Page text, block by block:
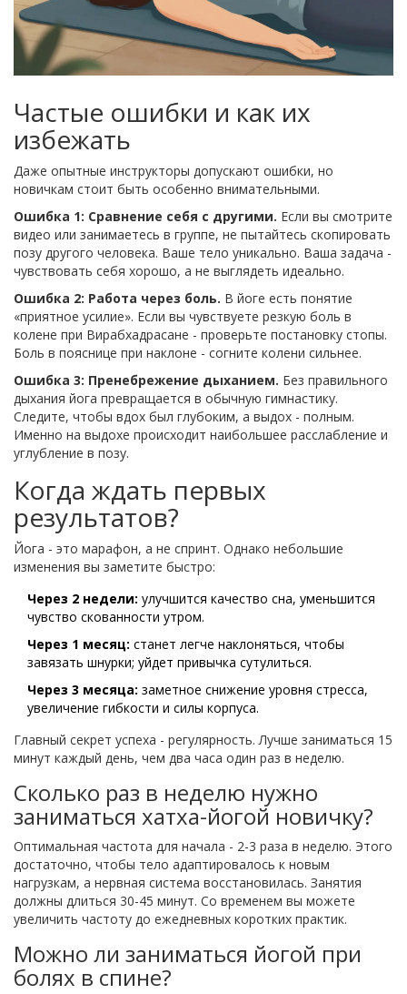
Частые ошибки и как их
избежать
Даже опытные инструкторы допускают ошибки, но
новичкам стоит быть особенно внимательными.
Ошибка 1: Сравнение себя с другими. Если вы смотрите
видео или занимаетесь в группе, не пытайтесь скопировать
позу другого человека. Ваше тело уникально. Ваша задача -
чувствовать себя хорошо, а не выглядеть идеально.
Ошибка 2: Работа через боль. В йоге есть понятие
«приятное усилие». Если вы чувствуете резкую боль в
колене при Вирабхадрасане - проверьте постановку стопы.
Боль в пояснице при наклоне - согните колени сильнее.
Ошибка 3: Пренебрежение дыханием. Без правильного
дыхания йога превращается в обычную гимнастику.
Следите, чтобы вдох был глубоким, а выдох - полным.
Именно на выдохе происходит наибольшее расслабление и
углубление в позу.
Когда ждать первых
результатов?
Йога - это марафон, а не спринт. Однако небольшие
изменения вы заметите быстро:
Через 2 недели: улучшится качество сна, уменьшится
чувство скованности утром.
Через 1 месяц: станет легче наклоняться, чтобы
завязать шнурки; уйдет привычка сутулиться.
Через 3 месяца: заметное снижение уровня стресса,
увеличение гибкости и силы корпуса.
Главный секрет успеха - регулярность. Лучше заниматься 15
минут каждый день, чем два часа один раз в неделю.
Сколько раз в неделю нужно
заниматься хатха-йогой новичку?
Оптимальная частота для начала - 2-3 раза в неделю. Этого
достаточно, чтобы тело адаптировалось к новым
нагрузкам, а нервная система восстановилась. Занятия
должны длиться 30-45 минут. Со временем вы можете
увеличить частоту до ежедневных коротких практик.
Можно ли заниматься йогой при
болях в спине?